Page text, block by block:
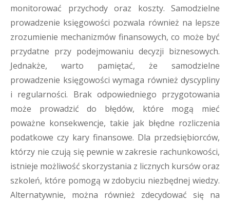
monitorować przychody oraz koszty. Samodzielne
prowadzenie księgowości pozwala również na lepsze
zrozumienie mechanizmów finansowych, co może być
przydatne przy podejmowaniu decyzji biznesowych.
Jednakże, warto pamiętać, że samodzielne
prowadzenie księgowości wymaga również dyscypliny
i regularności. Brak odpowiedniego przygotowania
może prowadzić do błędów, które mogą mieć
poważne konsekwencje, takie jak błędne rozliczenia
podatkowe czy kary finansowe. Dla przedsiębiorców,
którzy nie czują się pewnie w zakresie rachunkowości,
istnieje możliwość skorzystania z licznych kursów oraz
szkoleń, które pomogą w zdobyciu niezbędnej wiedzy.
Alternatywnie, można również zdecydować się na